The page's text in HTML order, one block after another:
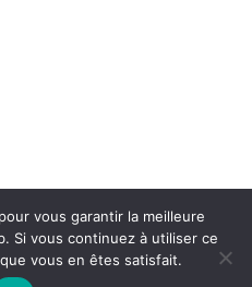
vous garantir la meilleure
Si vous continuez à utiliser ce
vous en êtes satisfait.